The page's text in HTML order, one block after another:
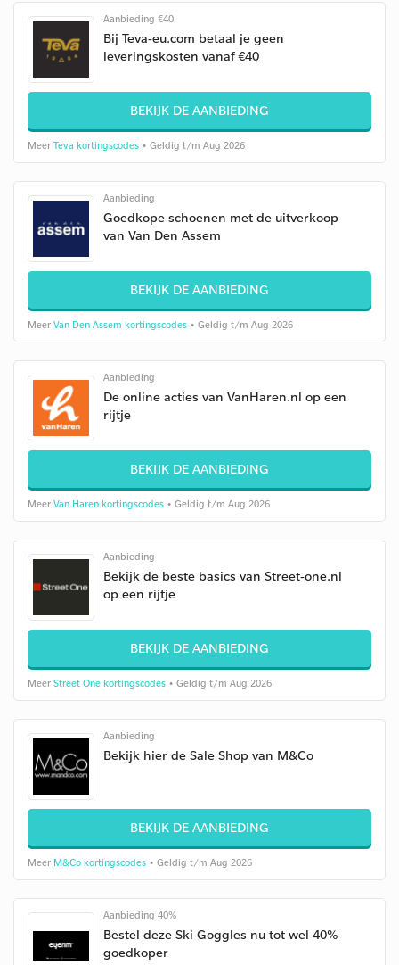
Aanbieding €40
Bij Teva-eu.com betaal je geen
leveringskosten vanaf €40
BEKIJK DE AANBIEDING
Meer Teva kortingscodes • Geldig t/m Aug 2026
Aanbieding
Goedkope schoenen met de uitverkoop
van Van Den Assem
BEKIJK DE AANBIEDING
Meer Van Den Assem kortingscodes • Geldig t/m Aug 2026
Aanbieding
De online acties van VanHaren.nl op een
rijtje
BEKIJK DE AANBIEDING
Meer Van Haren kortingscodes • Geldig t/m Aug 2026
Aanbieding
Bekijk de beste basics van Street-one.nl
op een rijtje
BEKIJK DE AANBIEDING
Meer Street One kortingscodes • Geldig t/m Aug 2026
Aanbieding
Bekijk hier de Sale Shop van M&Co
BEKIJK DE AANBIEDING
Meer M&Co kortingscodes • Geldig t/m Aug 2026
Aanbieding 40%
Bestel deze Ski Goggles nu tot wel 40%
goedkoper